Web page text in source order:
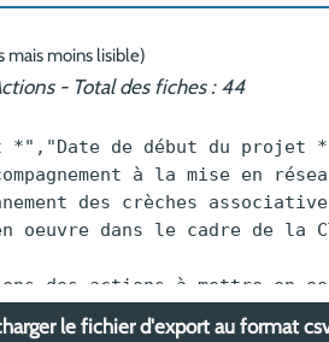
mais moins lisible)
- Total des fiches : 44
souhaite mettre en place une dynamique de réseau et de coopération entre les acteurs de la petite enfance, de l'enfance et de la jeunesse. Elle est appuyée par l'équipe de l'ADRETS dans la mise en place de la démarche",https://adrets-asso.fr/files/AccompagnementALaMiseEnReseauDesActeurs_imagebf_image_Facteurs_Russite_Dmarche_1_20250615205246_20250615205246.jpeg,"Faciliter les échanges et le travail en coopération entre les structures et avec la collectivité. "," - Mise en place et animation de groupe de travail
le fichier d'export au format